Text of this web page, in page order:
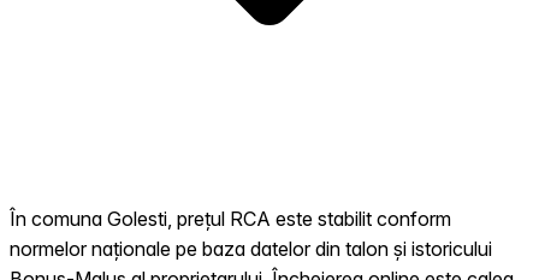
În comuna Golesti, prețul RCA este stabilit conform
normelor naționale pe baza datelor din talon și istoricului